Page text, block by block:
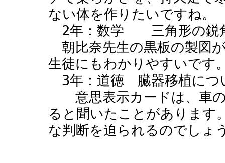
ない体を作りたいですね。
2年：数学 三角形の鋭
朝比奈先生の黒板の製図
生徒にもわかりやすいです
3年：道徳 臓器移植につ
意思表示カードは、車の
ると聞いたことがあります
な判断を迫られるのでしょ